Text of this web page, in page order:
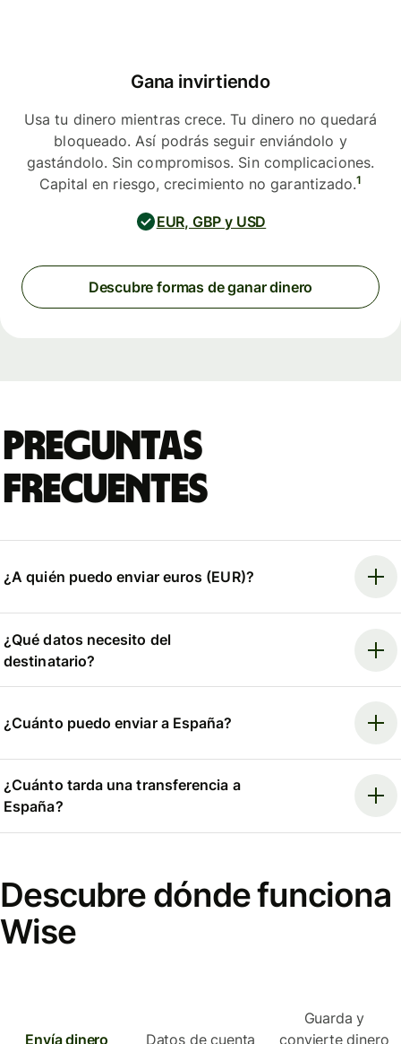
Gana invirtiendo
Usa tu dinero mientras crece. Tu dinero no quedará
bloqueado. Así podrás seguir enviándolo y
gastándolo. Sin compromisos. Sin complicaciones.
Capital en riesgo, crecimiento no garantizado.1
EUR, GBP y USD
Descubre formas de ganar dinero
Preguntas
frecuentes
¿A quién puedo enviar euros (EUR)?
¿Qué datos necesito del
destinatario?
¿Cuánto puedo enviar a España?
¿Cuánto tarda una transferencia a
España?
Descubre dónde funciona
Wise
Envía dinero Datos de cuenta
Guarda y
convierte dinero